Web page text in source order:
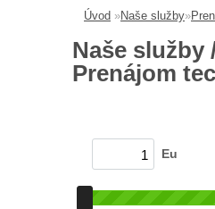
Úvod »Naše služby»
Naše služby
Prenájom
Eu